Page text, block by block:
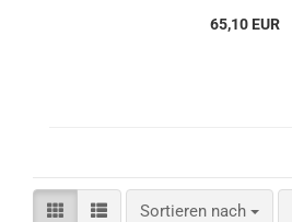
65,10 EUR
Sortieren nach
Sortieren nach